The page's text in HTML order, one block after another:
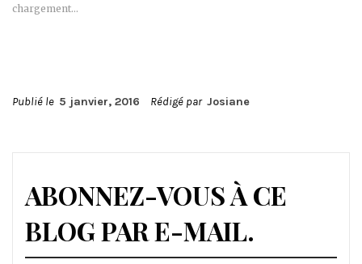
chargement…
Publié le 5 janvier, 2016 Rédigé par Josiane
ABONNEZ-VOUS À CE
BLOG PAR E-MAIL.